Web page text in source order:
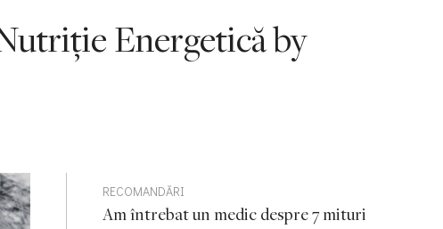
Energetică by
RECOMANDĂRI
Am întrebat un medic despre 7 mituri